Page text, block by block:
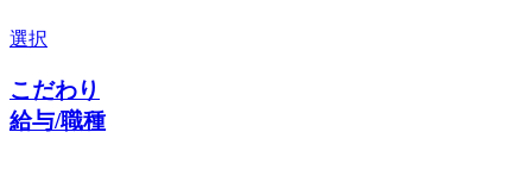
選択
こだわり
給与/職種